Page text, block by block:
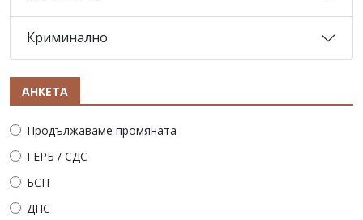
Криминално
АНКЕТА
Продължаваме промяната
ГЕРБ / СДС
БСП
ДПС